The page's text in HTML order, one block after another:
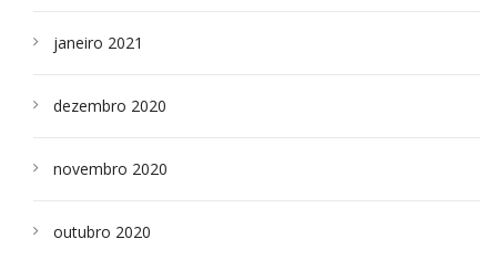
janeiro 2021
dezembro 2020
novembro 2020
outubro 2020